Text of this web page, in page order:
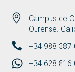
Campus de
Ourense.
+34 988 387
+34 628 816